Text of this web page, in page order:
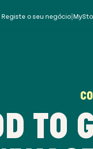
Registe o seu negócio|
TO